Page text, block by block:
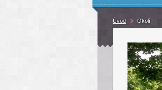
Úvod Okolí